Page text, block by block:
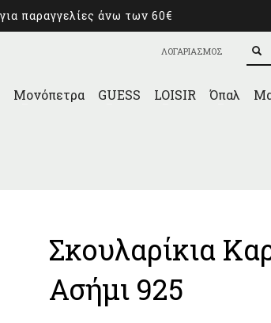
παραγγελίες άνω των 60€
ΛΟΓΑΡΙΑΣΜΟΣ
Μονόπετρα GUESS LOISIR Όπαλ
Σκουλαρίκια
Ασήμι 925